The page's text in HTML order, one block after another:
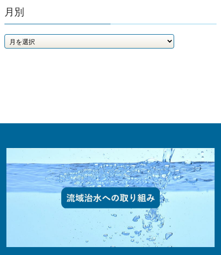
月別